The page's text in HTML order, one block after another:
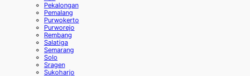
Pekalongan
Pemalang
Purwokerto
Purworejo
Rembang
Salatiga
Semarang
Solo
Sragen
Sukoharjo